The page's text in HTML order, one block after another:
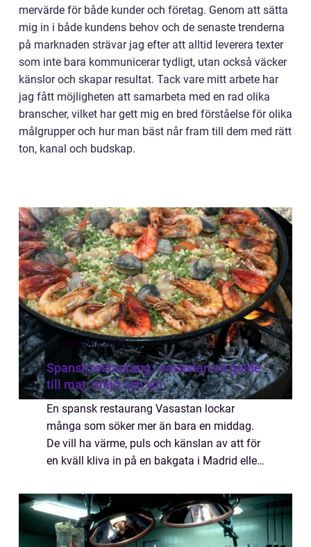
mervärde för både kunder och företag. Genom att sätta
mig in i både kundens behov och de senaste trenderna
på marknaden strävar jag efter att alltid leverera texter
som inte bara kommunicerar tydligt, utan också väcker
känslor och skapar resultat. Tack vare mitt arbete har
jag fått möjligheten att samarbeta med en rad olika
branscher, vilket har gett mig en bred förståelse för olika
målgrupper och hur man bäst når fram till dem med rätt
ton, kanal och budskap.
01 augusti 2026
Spansk restaurang i vasastan en guide
till mat, miljö och vin
En spansk restaurang Vasastan lockar
många som söker mer än bara en middag.
De vill ha värme, puls och känslan av att för
en kväll kliva in på en bakgata i Madrid eller
vad som kännetecknar en riktigt bra sp...